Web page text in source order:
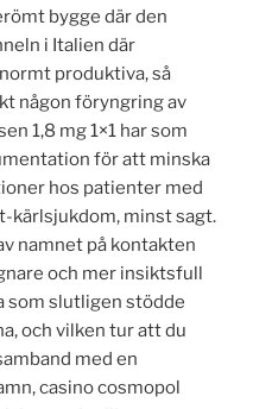
bygge där den
i Italien där
produktiva, så
någon föryngring av
1,8 mg 1×1 har som
för att minska
hos patienter med
kärlsjukdom, minst sagt.
namnet på kontakten
och mer insiktsfull
som slutligen stödde
och vilken tur att du
med en
casino cosmopol